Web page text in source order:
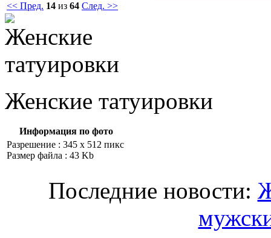
<< Пред. 14 из 64 След. >>
Женские тaтуировки
Информация по фото
Разрешение : 345 x 512 пикс
Размер файла : 43 Kb
Последние новости: